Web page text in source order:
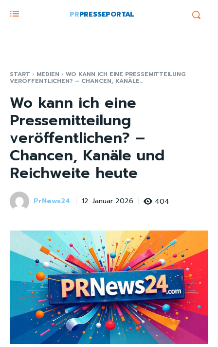
PRPRESSEPORTAL
START MEDIEN WO KANN ICH EINE PRESSEMITTEILUNG
VERÖFFENTLICHEN? – CHANCEN, KANÄLE...
Wo kann ich eine
Pressemitteilung
veröffentlichen? –
Chancen, Kanäle und
Reichweite heute
PrNews24 12. Januar 2026 404